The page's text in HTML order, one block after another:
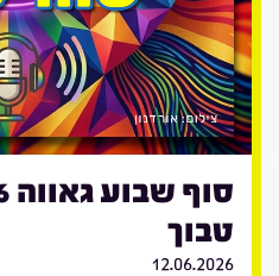
טבוך
12.06.2026